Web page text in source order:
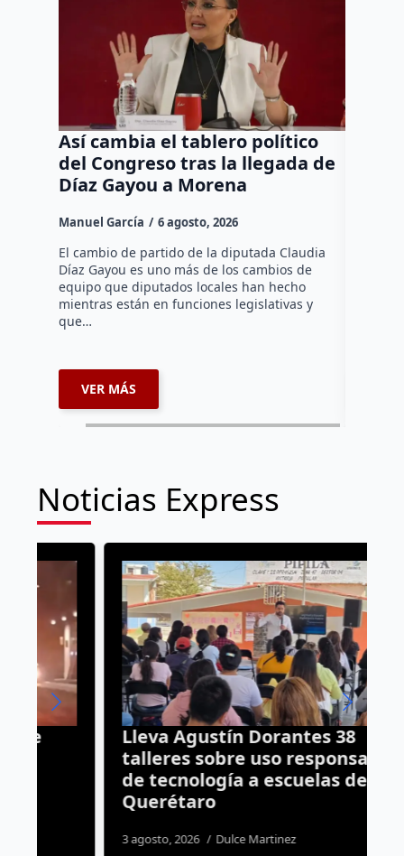
Así cambia el tablero político
del Congreso tras la llegada de
Díaz Gayou a Morena
Manuel García 6 agosto, 2026
El cambio de partido de la diputada Claudia
Díaz Gayou es uno más de los cambios de
equipo que diputados locales han hecho
mientras están en funciones legislativas y
que…
VER MÁS
Noticias Express
Lleva Agustín Dorantes 38
talleres sobre uso responsable
de tecnología a escuelas de
Querétaro
3 agosto, 2026 Dulce Martinez